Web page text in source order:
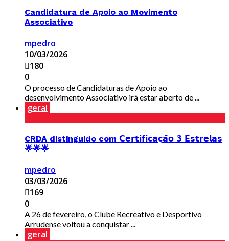
Candidatura de Apoio ao Movimento
Associativo
mpedro
10/03/2026
180
0
O processo de Candidaturas de Apoio ao
desenvolvimento Associativo irá estar aberto de ...
geral
CRDA distinguido com 𝗖𝗲𝗿𝘁𝗶𝗳𝗶𝗰𝗮𝗰̧𝗮̃𝗼 𝟯 𝗘𝘀𝘁𝗿𝗲𝗹𝗮𝘀
🌟🌟🌟
mpedro
03/03/2026
169
0
A 26 de fevereiro, o Clube Recreativo e Desportivo
Arrudense voltou a conquistar ...
geral